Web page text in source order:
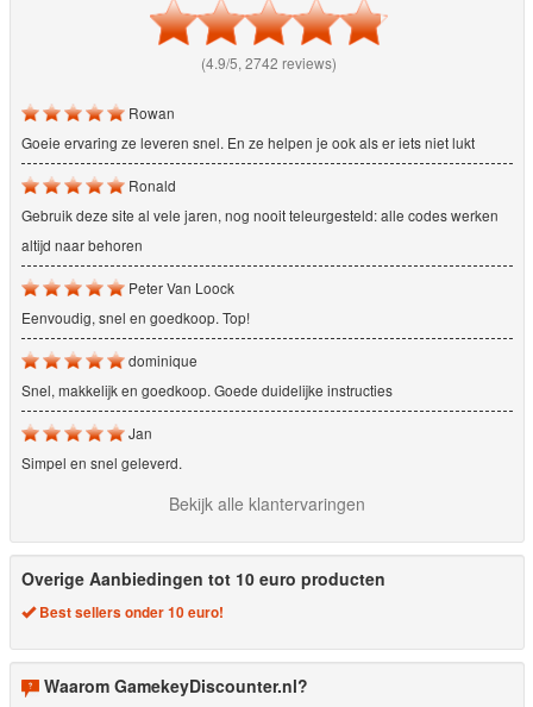
(4.9/5, 2742 reviews)
Rowan
Goeie ervaring ze leveren snel. En ze helpen je ook als er iets niet lukt
Ronald
Gebruik deze site al vele jaren, nog nooit teleurgesteld: alle codes werken
altijd naar behoren
Peter Van Loock
Eenvoudig, snel en goedkoop. Top!
dominique
Snel, makkelijk en goedkoop. Goede duidelijke instructies
Jan
Simpel en snel geleverd.
Bekijk alle klantervaringen
Overige Aanbiedingen tot 10 euro producten
Best sellers onder 10 euro!
Waarom GamekeyDiscounter.nl?